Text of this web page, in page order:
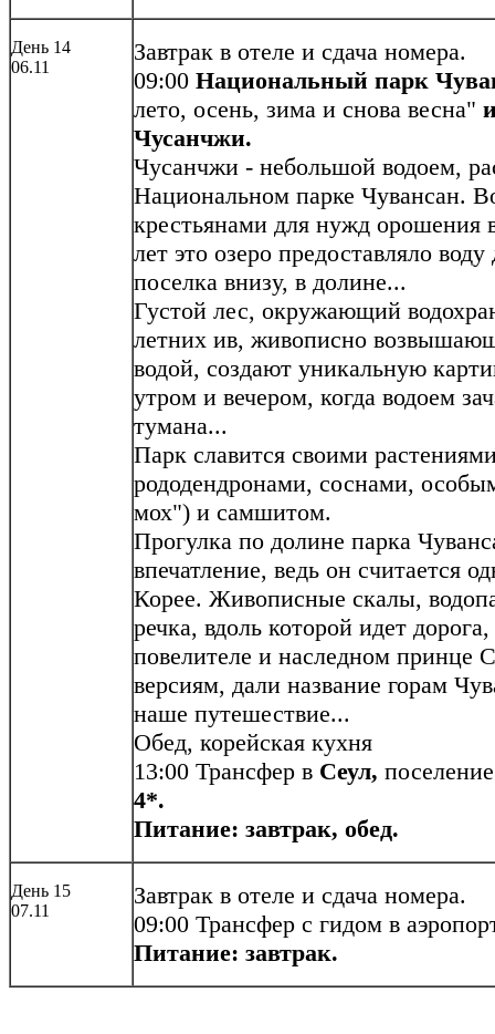
День 14
06.11
Завтрак в отеле и сдача номера.
09:00 Национальный парк
лето, осень, зима и снова весна"
Чусанчжи.
Чусанчжи - небольшой водоем,
Национальном парке Чувансан.
крестьянами для нужд орошения
лет это озеро предоставляло
поселка внизу, в долине...
Густой лес, окружающий
летних ив, живописно
водой, создают уникальную
утром и вечером, когда водоем
тумана...
Парк славится своими
рододендронами, соснами,
мох") и самшитом.
Прогулка по долине парка
впечатление, ведь он считается
Корее. Живописные скалы,
речка, вдоль которой идет
повелителе и наследном принце
версиям, дали название горам
наше путешествие...
Обед, корейская кухня
13:00 Трансфер в Сеул,
4*.
Питание: завтрак, обед.
День 15
07.11
Завтрак в отеле и сдача номера.
09:00 Трансфер с гидом в
Питание: завтрак.